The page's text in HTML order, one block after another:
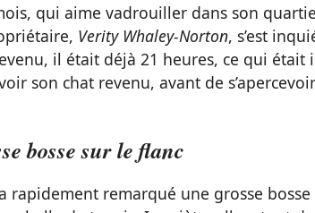
qui aime vadrouiller dans son
Verity Whaley-Norton, s’est
il était déjà 21 heures, ce qui
son chat revenu, avant de
bosse sur le flanc
rapidement remarqué une grosse